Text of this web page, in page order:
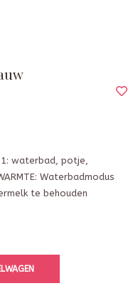
1: waterbad, potje,
Waterbadmodus
te behouden